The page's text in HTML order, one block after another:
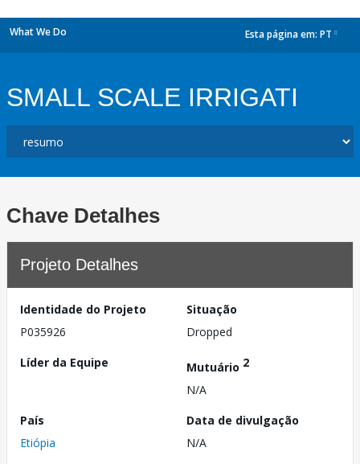
What We Do Esta página em: PT
SMALL SCALE IRRIGATI
Chave Detalhes
Projeto Detalhes
Identidade do Projeto
P035926
Situação
Dropped
Líder da Equipe
Mutuário 2
N/A
País
Etiópia
Data de divulgação
N/A